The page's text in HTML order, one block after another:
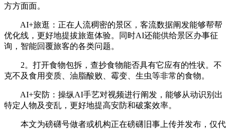
方方面面。
AI+旅逛：正在人流稠密的景区，客流数据阐发能够帮帮
优化线，更好地提拔旅逛体验。同时AI还能供给景区办事征
询，智能回覆旅客的各类问题。
2。打开食物包拆，查抄食物能否具有它应有的性状。不
克不及食用变质、油脂酸败、霉变、生虫等非常的食物。
AI+安防：操纵AI手艺对视频进行阐发，能够从动识别出
特定人物及变乱，更好地提高安防和破案效率。
本文为磅礴号做者或机构正在磅礴旧事上传并发布，仅代